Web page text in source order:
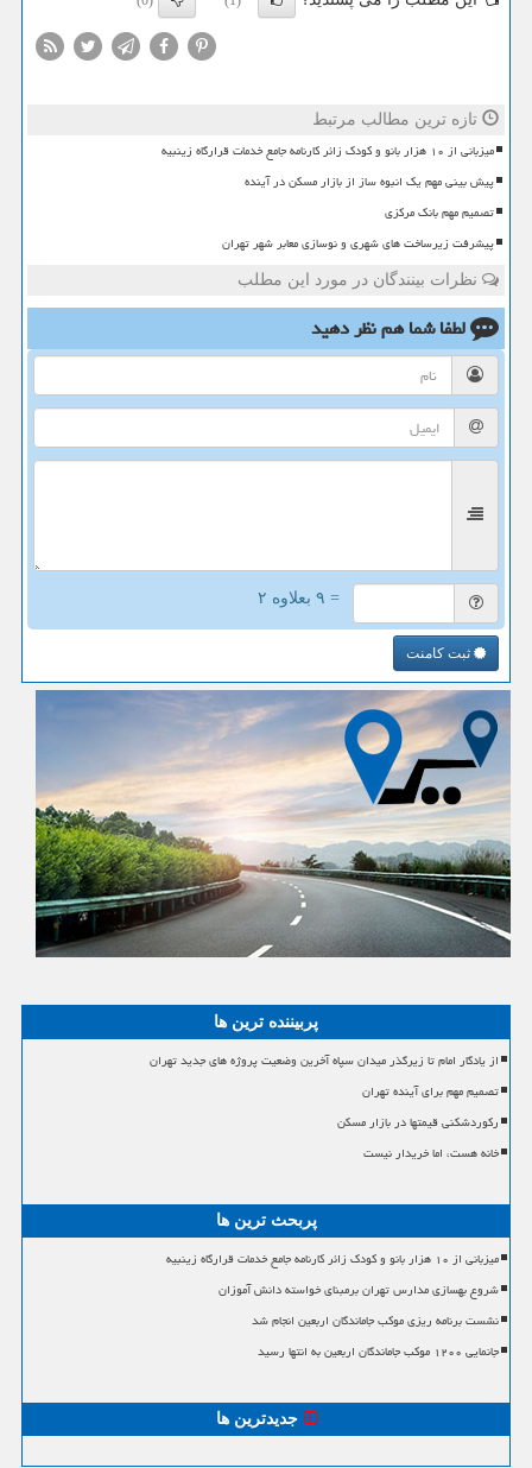
تازه ترین مطالب مرتبط
میزبانی از ۱۰ هزار بانو و کودک زائر کارنامه جامع خدمات قرارگاه زینبیه
پیش بینی مهم یک انبوه ساز از بازار مسکن در آینده
تصمیم مهم بانک مرکزی
پیشرفت زیرساخت های شهری و نوسازی معابر شهر تهران
نظرات بینندگان در مورد این مطلب
لطفا شما همنظر دهید
= ۹ بعلاوه ۲
ثبت کامنت
پربیننده ترین ها
از یادگار امام تا زیرگذر میدان سپاه آخرین وضعیت پروژه های جدید تهران
تصمیم مهم برای آینده تهران
رکوردشکنی قیمتها در بازار مسکن
خانه هست، اما خریدار نیست
پربحث ترین ها
میزبانی از ۱۰ هزار بانو و کودک زائر کارنامه جامع خدمات قرارگاه زینبیه
شروع بهسازی مدارس تهران برمبنای خواسته دانش آموزان
نشست برنامه ریزی موکب جاماندگان اربعین انجام شد
جانمایی ۱۲۰۰ موکب جاماندگان اربعین به انتها رسید
جدیدترین ها